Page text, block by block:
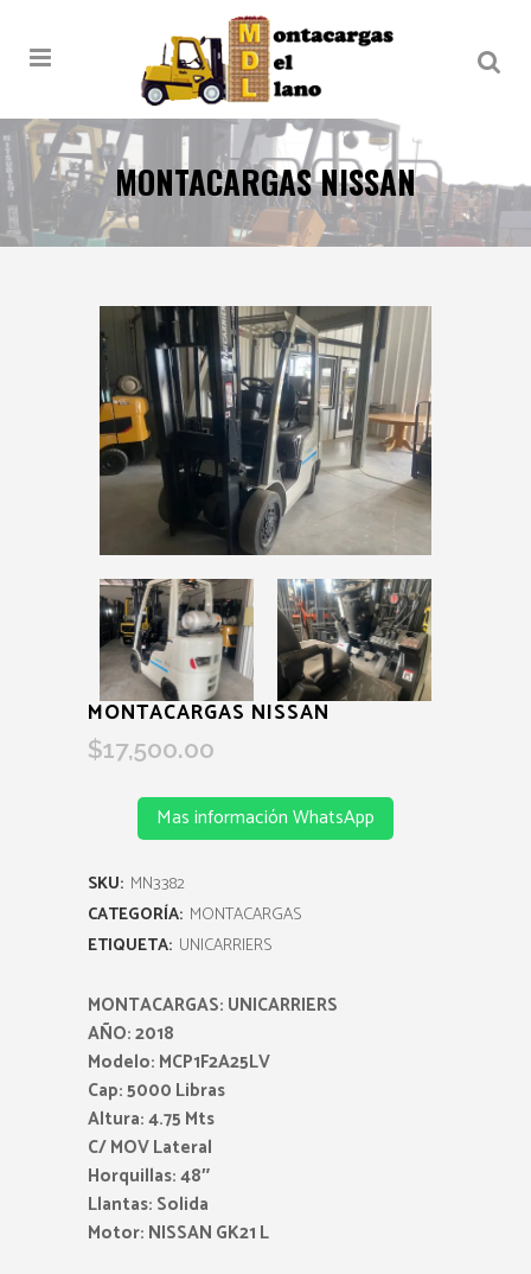
MONTACARGAS NISSAN
MONTACARGAS NISSAN
$17,500.00
Mas información WhatsApp
SKU: MN3382
CATEGORÍA: MONTACARGAS
ETIQUETA: UNICARRIERS
MONTACARGAS: UNICARRIERS
AÑO: 2018
Modelo: MCP1F2A25LV
Cap: 5000 Libras
Altura: 4.75 Mts
C/ MOV Lateral
Horquillas: 48″
Llantas: Solida
Motor: NISSAN GK21 L